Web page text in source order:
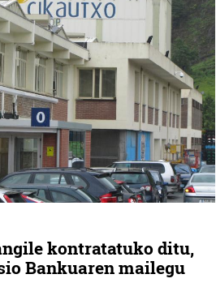
kontratatuko ditu,
Bankuaren mailegu